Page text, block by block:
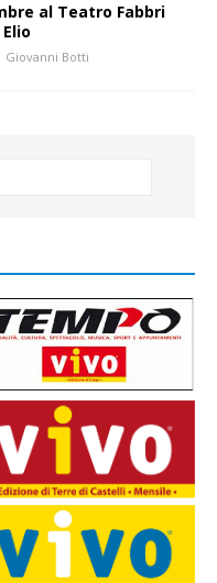
al Teatro Fabbri
Giovanni Botti